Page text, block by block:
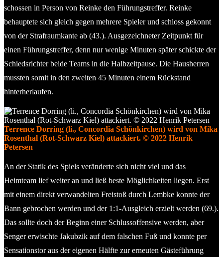
schossen in Person von Reinke den Führungstreffer. Reinke
behauptete sich gleich gegen mehrere Spieler und schloss gekonnt
von der Strafraumkante ab (43.). Ausgezeichneter Zeitpunkt für
einen Führungstreffer, denn nur wenige Minuten später schickte der
Schiedsrichter beide Teams in die Halbzeitpause. Die Hausherren
mussten somit in den zweiten 45 Minuten einem Rückstand
hinterherlaufen.
Terrence Dorring (li., Concordia Schönkirchen) wird von Mika
Rosenthal (Rot-Schwarz Kiel) attackiert. © 2022 Henrik
Petersen
An der Statik des Spiels veränderte sich nicht viel und das
Heimteam lief weiter an und ließ beste Möglichkeiten liegen. Erst
mit einem direkt verwandelten Freistoß durch Lembke konnte der
Bann gebrochen werden und der 1:1-Ausgleich erzielt werden (69.).
Das sollte doch der Beginn einer Schlussoffensive werden, aber
Senger erwischte Jakubzik auf dem falschen Fuß und konnte per
Sensationstor aus der eigenen Hälfte zur erneuten Gästeführung